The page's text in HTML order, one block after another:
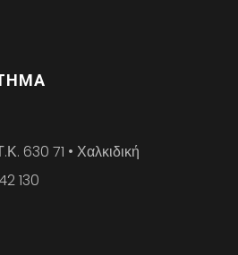
630 71 • Χαλκιδική
130